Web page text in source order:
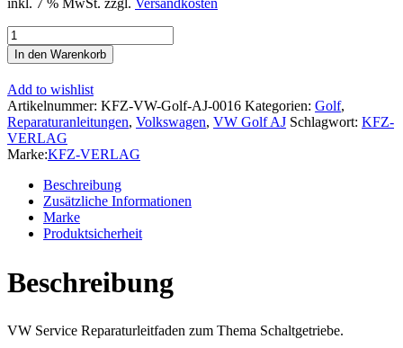
inkl. 7 % MwSt. zzgl. Versandkosten
VW
Golf
6
Variant
(09-
13)
6
Gang
Schaltgetriebe
Kupplung
Reparaturanleitung
Menge
In den Warenkorb
Add to wishlist
Artikelnummer: KFZ-VW-Golf-AJ-0016 Kategorien: Golf,
Reparaturanleitungen, Volkswagen, VW Golf AJ Schlagwort: KFZ-
VERLAG
Marke:KFZ-VERLAG
Beschreibung
Zusätzliche Informationen
Marke
Produktsicherheit
Beschreibung
VW Service Reparaturleitfaden zum Thema Schaltgetriebe.